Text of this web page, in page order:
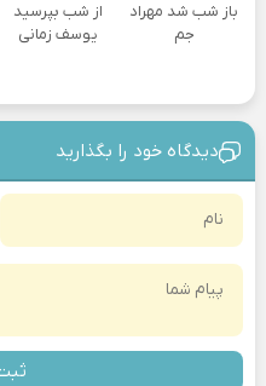
باز شب شد مهراد
جم
از شب بپرسید
یوسف زمانی
دیدگاه خود را بگذارید